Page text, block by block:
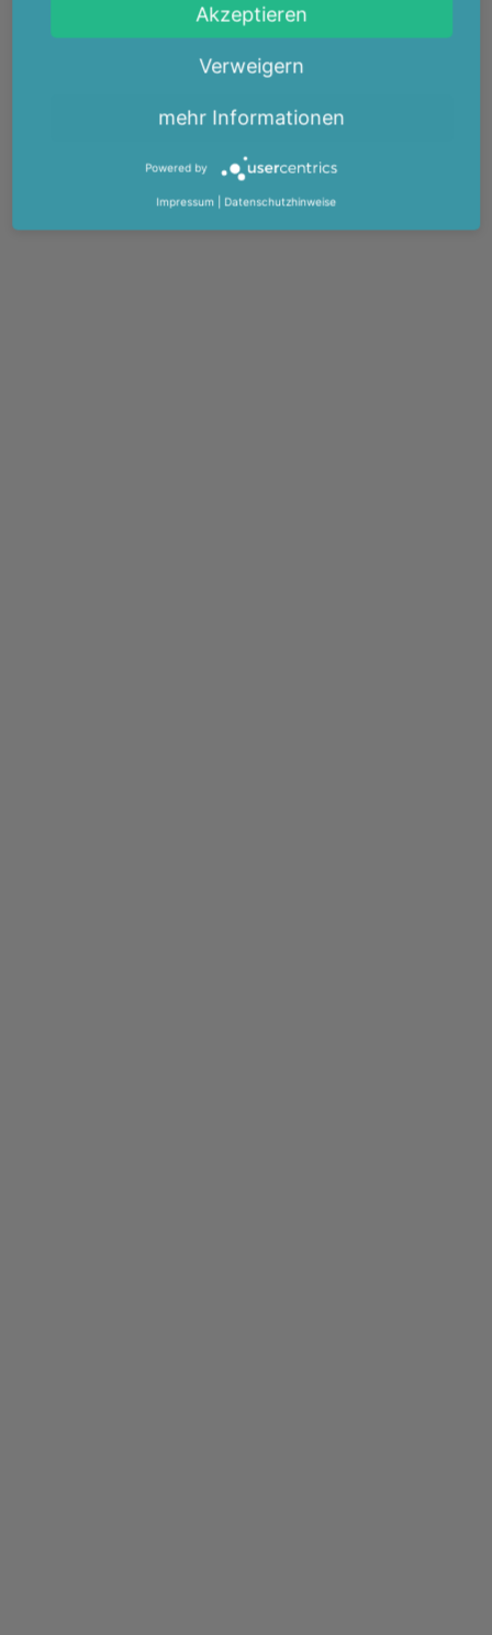
Akzeptieren
Verweigern
mehr Informationen
Powered by
Impressum Datenschutzhinweise